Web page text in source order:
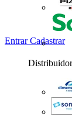
Distribuidor
EntrarCadastrar